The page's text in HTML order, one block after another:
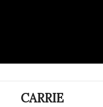
CARRIE